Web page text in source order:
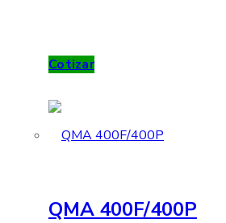
Cotizar
QMA 400F/400P